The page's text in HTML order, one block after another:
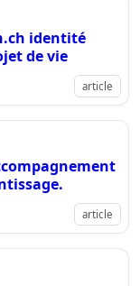
identité
de vie
article
article